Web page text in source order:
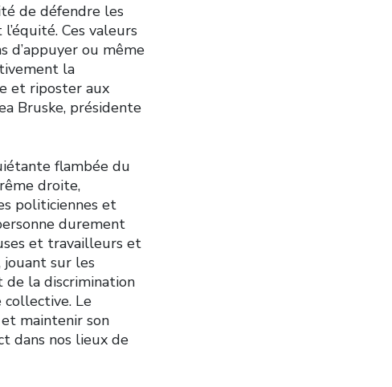
de défendre les
Ces valeurs
d’appuyer ou même
la
et riposter aux
Bruske, présidente
flambée du
droite,
politiciennes et
durement
et travailleurs et
jouant sur les
la discrimination
Le
maintenir son
dans nos lieux de